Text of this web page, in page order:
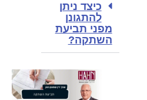
כיצד ניתן
להתגונן
מפני תביעת
השתקה?